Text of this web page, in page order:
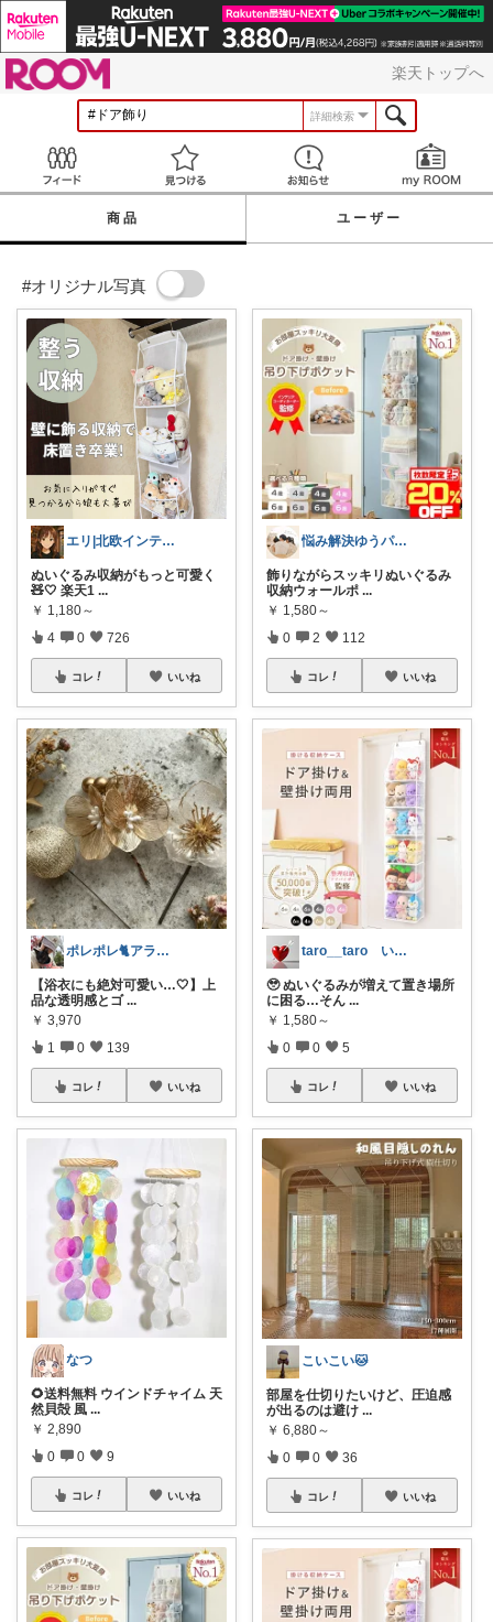
楽天トップへ
詳細検索
見つける お知らせ
商品 ユーザー
#オリジナル写真
エリ|北欧インテリアと愛用品|朝コレ
ぬいぐるみ収納がもっと可愛く
🧸🤍 楽天1 ...
￥ 1,180～
4 0 726
コレ いいね
ポレポレ🐈アラフィフの可愛い図鑑
【浴衣にも絶対可愛い…🤍】上
品な透明感とゴ ...
￥ 3,970
1 0 139
コレ いいね
なつ
🌻送料無料 ウインドチャイム 天
然貝殻 風 ...
￥ 2,890
0 0 9
コレ いいね
悩み解決ゆうパパroom
飾りながらスッキリぬいぐるみ
収納ウォールポ ...
￥ 1,580～
0 2 112
コレ いいね
taro__taro いらっしゃませ🎶
🥹 ぬいぐるみが増えて置き場所
に困る…そん ...
￥ 1,580～
0 0 5
コレ いいね
こいこい🐱
部屋を仕切りたいけど、圧迫感
が出るのは避け ...
￥ 6,880～
0 0 36
コレ いいね